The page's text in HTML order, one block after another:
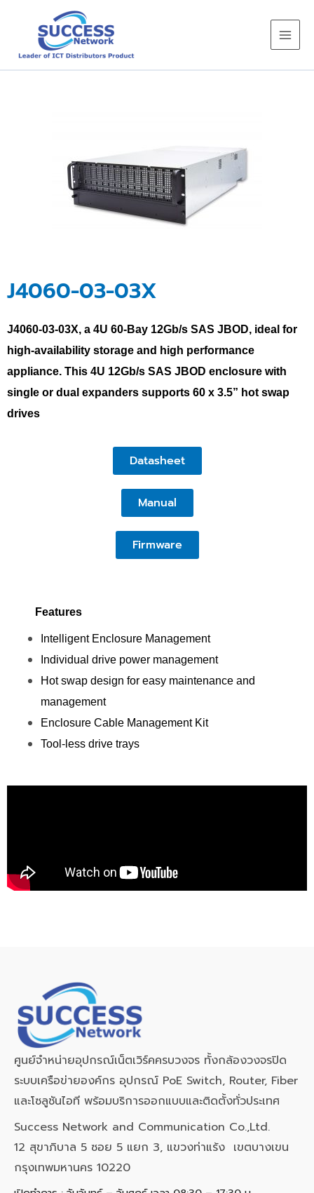
content
J4060-03-03X
J4060-03-03X, a 4U 60-Bay 12Gb/s SAS JBOD, ideal for
high-availability storage and high performance
appliance. This 4U 12Gb/s SAS JBOD enclosure with
single or dual expanders supports 60 x 3.5” hot swap
drives
Datasheet
Manual
Firmware
Features
Intelligent Enclosure Management
Individual drive power management
Hot swap design for easy maintenance and
management
Enclosure Cable Management Kit
Tool-less drive trays
ศูนย์จำหน่ายอุปกรณ์เน็ตเวิร์คครบวงจร ทั้งกล้องวงจรปิด
ระบบเครือข่ายองค์กร อุปกรณ์ PoE Switch, Router, Fiber
และโซลูชันไอที พร้อมบริการออกแบบและติดตั้งทั่วประเทศ
Success Network and Communication Co.,Ltd.
12 สุขาภิบาล 5 ซอย 5 แยก 3, แขวงท่าแร้ง เขตบางเขน
กรุงเทพมหานคร 10220